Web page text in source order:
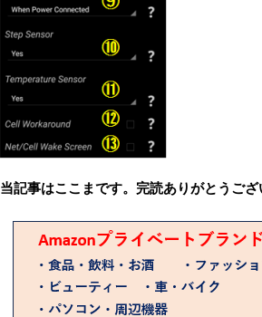
当記事はここまです。完読ありがとうご